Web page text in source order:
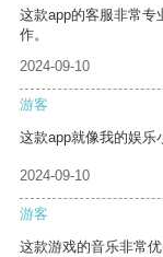
这款app的客服非常专
作。
2024-09-10
游客
这款app就像我的娱乐
2024-09-10
游客
这款游戏的音乐非常